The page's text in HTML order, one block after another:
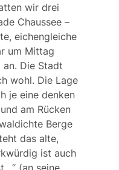
wir drei
Chaussee –
eichengleiche
um Mittag
Die Stadt
wohl. Die Lage
je eine denken
am Rücken
Berge
das alte,
ist auch
(an seine